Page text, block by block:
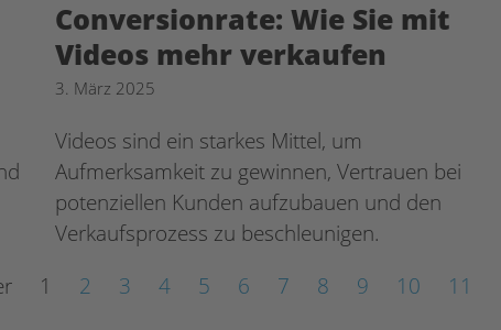
Conversionrate: Wie Sie mit
Videos mehr verkaufen
3. März 2025
Videos sind ein starkes Mittel, um
Aufmerksamkeit zu gewinnen, Vertrauen bei
potenziellen Kunden aufzubauen und den
Verkaufsprozess zu beschleunigen.
1 2 3 4 5 6 7 8 9 10 11